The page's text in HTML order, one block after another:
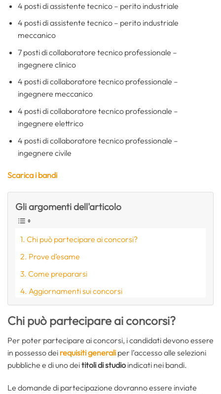
4 posti di assistente tecnico – perito industriale
4 posti di assistente tecnico – perito industriale
meccanico
7 posti di collaboratore tecnico professionale –
ingegnere clinico
4 posti di collaboratore tecnico professionale –
ingegnere meccanico
4 posti di collaboratore tecnico professionale –
ingegnere elettrico
4 posti di collaboratore tecnico professionale –
ingegnere civile
Scarica i bandi
Gli argomenti dell'articolo
Chi può partecipare ai concorsi?
Prove d’esame
Come prepararsi
Aggiornamenti sui concorsi
Chi può partecipare ai concorsi?
Per poter partecipare ai concorsi, i candidati devono essere
in possesso dei requisiti generali per l’accesso alle selezioni
pubbliche e di uno deititoli di studio indicati nei bandi.
Le domande di partecipazione dovranno essere inviate